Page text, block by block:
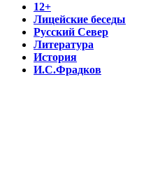
12+
Лицейские беседы
Русский Север
Литература
История
И.С.Фрадков